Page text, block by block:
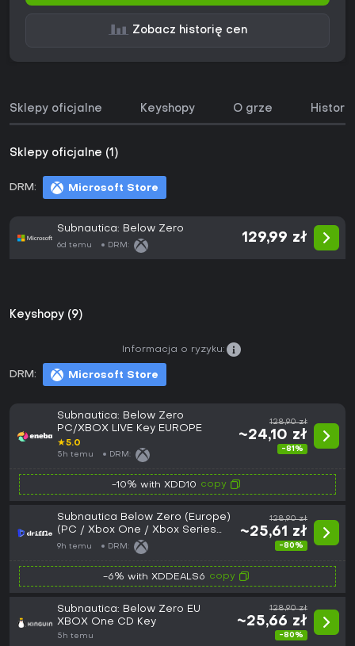
Zobacz historię cen
Sklepy oficjalne Keyshopy O grze
Sklepy oficjalne (1)
DRM: Microsoft Store
Subnautica: Below Zero
6d temu DRM:
129,99 zł
Keyshopy (9)
DRM: Microsoft Store
Informacja o ryzyku:
Subnautica: Below Zero
PC/XBOX LIVE Key EUROPE
★5.0
5h temu DRM:
128,90 zł
~24,10 zł
-81%
-10% with XDD10 copy
Subnautica Below Zero (Europe)
(PC / Xbox One / Xbox Series
X|S) - Xbox Live - Digital Key
9h temu DRM:
128,90 zł
~25,61 zł
-80%
-6% with XDDEALS6 copy
Subnautica: Below Zero EU
XBOX One CD Key
5h temu
128,90 zł
~25,66 zł
-80%